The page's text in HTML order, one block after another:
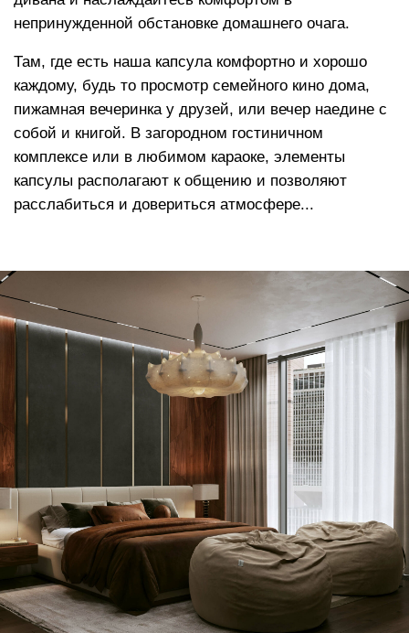
Съемные чехлы могут служить как незаменимым
функциональным элементом для гостиничных
комплексов и мест отдыха и общения с постоянным
пребыванием посетителей (рекомендовано для
Хорека)
Сменный чехол
Также возможность заменить чехол служит
эмоциональным элементом для тех, кто любит
свободу выбора настроения и легко меняет
пространство вокруг не изменяя себе. Меняйте
настроение и атмосферу своего пространства лишь
сменив чехол на другой!
повышает градус комфорта, позволяет
расслабить мышцы, адаптируется к
нагрузке, мягко распределяет вес по всей
площади изделия в процессе отдыха
держать форму плавно погружая в изделие,
сохраняет презентабельный внешний вид на
протяжении всего срока службы